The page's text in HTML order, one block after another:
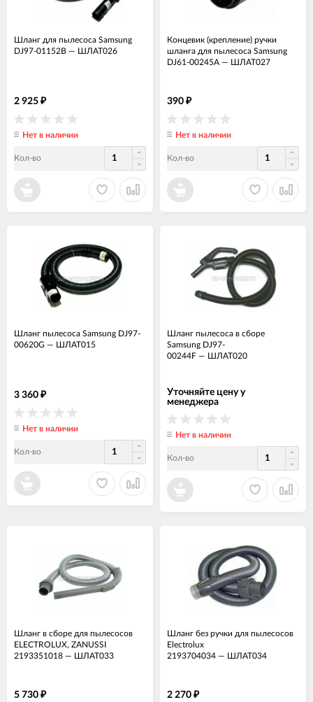
Шланг для пылесоса Samsung
DJ97-01152B — ШЛАТ026
2 925 ₽
Нет в наличии
Кол-во
Концевик (крепление) ручки
шланга для пылесоса Samsung
DJ61-00245A — ШЛАТ027
390 ₽
Нет в наличии
Кол-во
Шланг пылесоса Samsung DJ97-
00620G — ШЛАТ015
3 360 ₽
Нет в наличии
Кол-во
Шланг пылесоса в сборе
Samsung DJ97-
00244F — ШЛАТ020
Уточняйте цену у
менеджера
Нет в наличии
Кол-во
Шланг в сборе для пылесосов
ELECTROLUX, ZANUSSI
2193351018 — ШЛАТ033
5 730 ₽
Шланг без ручки для пылесосов
Electrolux
2193704034 — ШЛАТ034
2 270 ₽